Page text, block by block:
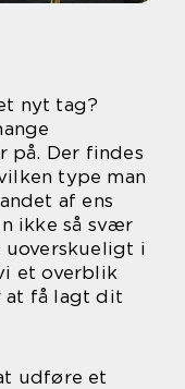
nyt tag?
på. Der findes
type man
af ens
ikke så svær
uoverskueligt i
et overblik
at få lagt dit
udføre et